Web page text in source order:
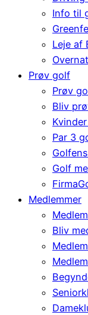
Info til
Leje af
Prøv golf
Prøv
Bliv
Par 3
Golf
Medlemmer
Bliv